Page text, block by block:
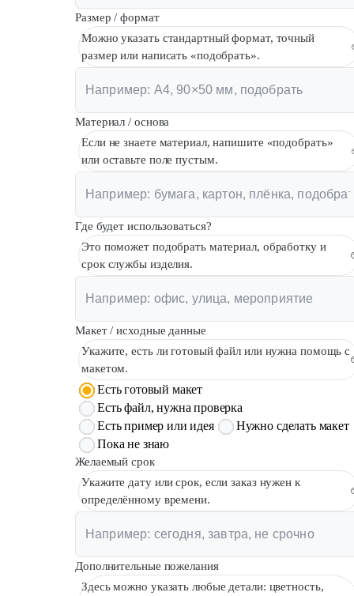
Размер / формат
Можно указать стандартный формат, точный
размер или написать «подобрать».
Материал / основа
Если не знаете материал, напишите «подобрать»
или оставьте поле пустым.
Где будет использоваться?
Это поможет подобрать материал, обработку и
срок службы изделия.
Макет / исходные данные
Укажите, есть ли готовый файл или нужна помощь с
макетом.
Есть готовый макет
Есть файл, нужна проверка
Есть пример или идея
Нужно сделать макет
Пока не знаю
Желаемый срок
Укажите дату или срок, если заказ нужен к
определённому времени.
Дополнительные пожелания
Здесь можно указать любые детали: цветность,